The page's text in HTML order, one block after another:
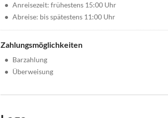
• Anreisezeit: frühestens 15:00 Uhr
• Abreise: bis spätestens 11:00 Uhr
Zahlungsmöglichkeiten
• Barzahlung
• Überweisung